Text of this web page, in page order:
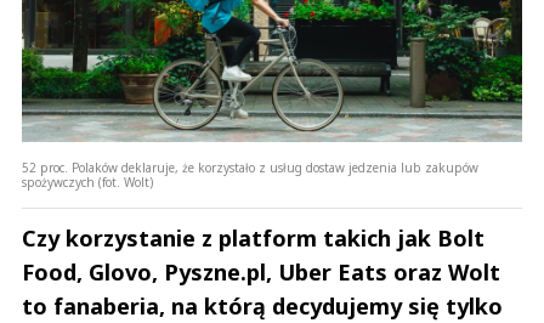
52 proc. Polaków deklaruje, że korzystało z usług dostaw jedzenia lub zakupów
spożywczych (fot. Wolt)
Czy korzystanie z platform takich jak Bolt
Food, Glovo, Pyszne.pl, Uber Eats oraz Wolt
to fanaberia, na którą decydujemy się tylko